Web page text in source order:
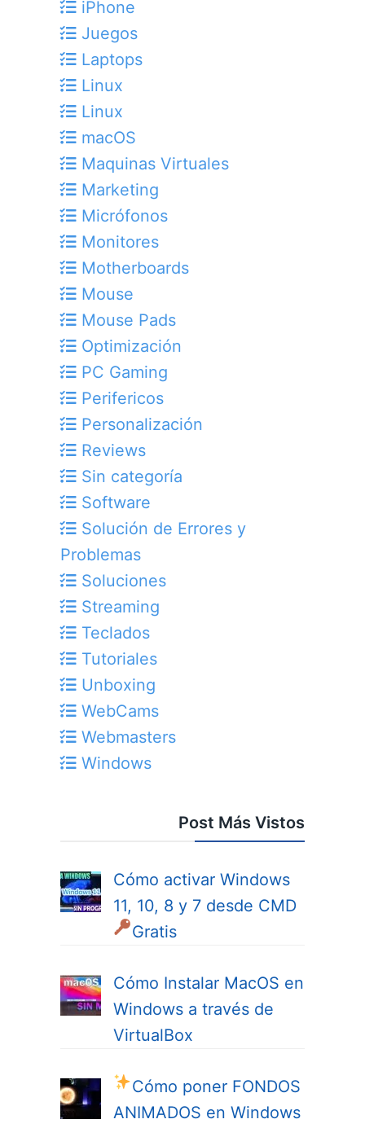
iPhone
Juegos
Laptops
Linux
Linux
macOS
Maquinas Virtuales
Marketing
Micrófonos
Monitores
Motherboards
Mouse
Mouse Pads
Optimización
PC Gaming
Perifericos
Personalización
Reviews
Sin categoría
Software
Solución de Errores y
Problemas
Soluciones
Streaming
Teclados
Tutoriales
Unboxing
WebCams
Webmasters
Windows
Post Más Vistos
Cómo activar Windows
11, 10, 8 y 7 desde CMD
Gratis
Cómo Instalar MacOS en
Windows a través de
VirtualBox
Cómo poner FONDOS
ANIMADOS en Windows